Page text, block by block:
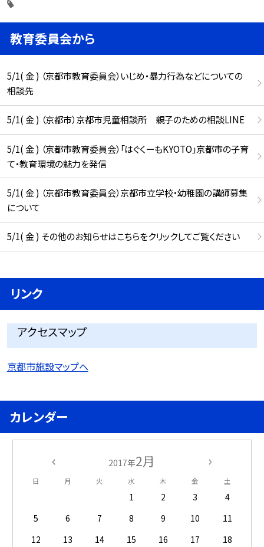
教育委員会から
5/1( 金 ) （京都市教育委員会）いじめ・暴力行為などについての
相談先
5/1( 金 ) （京都市）京都市児童相談所 親子のための相談LINE
5/1( 金 ) （京都市教育委員会）「はぐくーもKYOTO」京都市の子育
て・教育環境の魅力を発信
5/1( 金 ) （京都市教育委員会）京都市立学校・幼稚園の講師募集
について
5/1( 金 ) その他のお知らせはこちらをクリックしてご覧ください
リンク
アクセスマップ
京都市施設マップへ
カレンダー
2017年2月
日 月 火 水 木 金 土
1 2 3
4
5
6 7 8 9 10
11
12
13 14 15 16 17
18